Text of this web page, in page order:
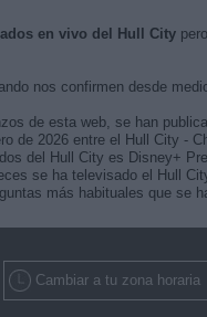
en vivo del Hull City
nos confirmen desde
de esta web, se han
de 2026 entre el Hull City -
del Hull City es Disney+
se ha televisado el Hull
más habituales que se
Cambiar a tu zona horaria